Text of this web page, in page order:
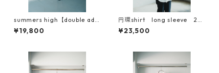
summers high【double adju
st half cargo pants】
¥19,800
円環shirt long sleeve 20
23新素材
¥23,500